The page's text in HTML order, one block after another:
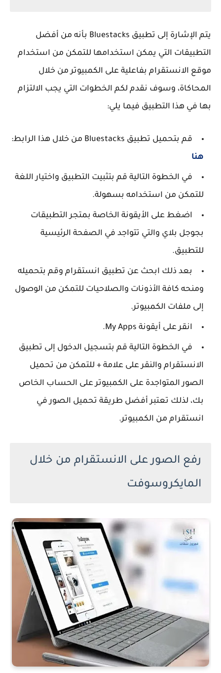
يتم الإشارة إلى تطبيق Bluestacks بأنه من أفضل
التطبيقات التي يمكن استخدامها للتمكن من استخدام
موقع الانستقرام بفاعلية على الكمبيوتر من خلال
المحاكاة، وسوف نقدم لكم الخطوات التي يجب الالتزام
بها في هذا التطبيق فيما يلي:
قم بتحميل تطبيق Bluestacks من خلال هذا الرابط:
هنا
في الخطوة التالية قم بتثبيت التطبيق واختيار اللغة
للتمكن من استخدامه بسهولة.
اضغط على الأيقونة الخاصة بمتجر التطبيقات
بجوجل بلاي والتي تتواجد في الصفحة الرئيسية
للتطبيق.
بعد ذلك ابحث عن تطبيق انستقرام وقم بتحميله
ومنحه كافة الأذونات والصلاحيات للتمكن من الوصول
إلى ملفات الكمبيوتر.
انقر على أيقونة My Apps.
في الخطوة التالية قم بتسجيل الدخول إلى تطبيق
الانستقرام والنقر على علامة + للتمكن من تحميل
الصور المتواجدة على الكمبيوتر على الحساب الخاص
بك، لذلك تعتبر أفضل طريقة تحميل الصور في
انستقرام من الكمبيوتر.
رفع الصور على الانستقرام من خلال
المايكروسوفت